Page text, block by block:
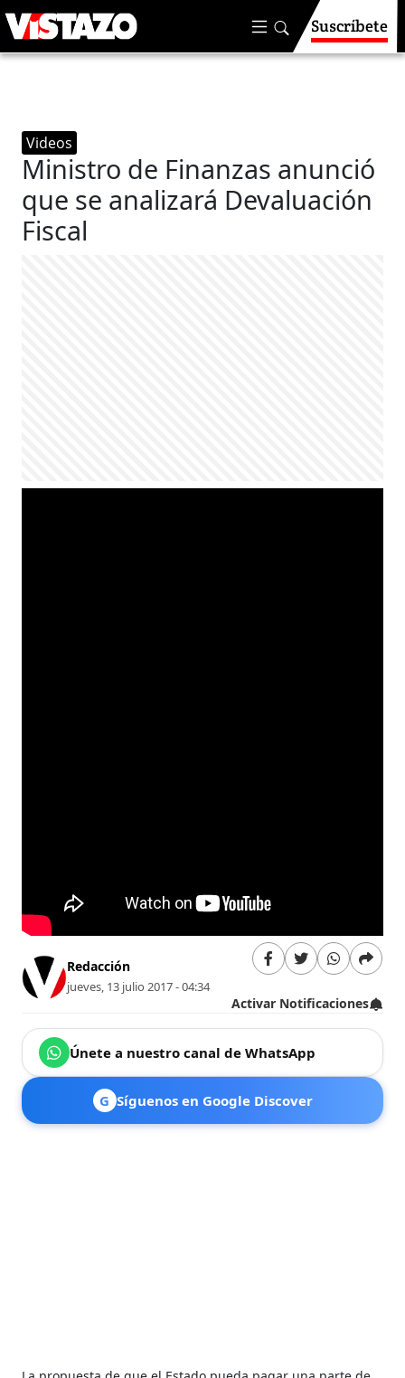
Suscríbete
Videos
Ministro de Finanzas anunció
que se analizará Devaluación
Fiscal
Redacción
jueves, 13 julio 2017 - 04:34
Activar Notificaciones
Únete a nuestro canal de WhatsApp
G Síguenos en Google Discover